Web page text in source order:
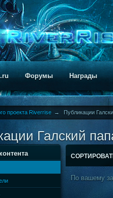
Форумы Награды
проекта Riverrise → Публикации
Галский
По вашему